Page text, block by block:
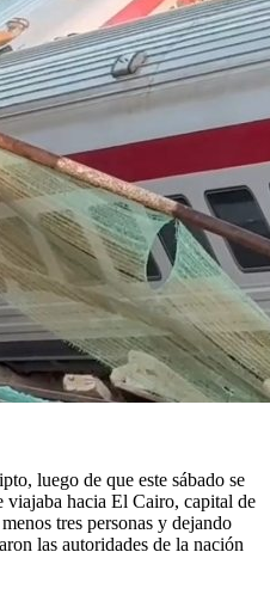
luego de que este sábado se
viajaba hacia El Cairo, capital de
tres personas y dejando
las autoridades de la nación